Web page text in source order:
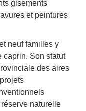
gisements
et peintures
neuf familles y
caprin. Son statut
des aires
naturelle